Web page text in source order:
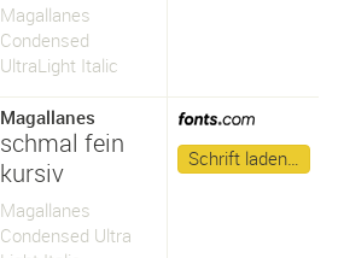
Magallanes
Condensed
UltraLight Italic
Magallanes
schmal fein
kursiv
Magallanes
Condensed Ultra
Schrift laden…